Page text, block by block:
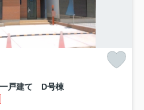
戸建て D号棟